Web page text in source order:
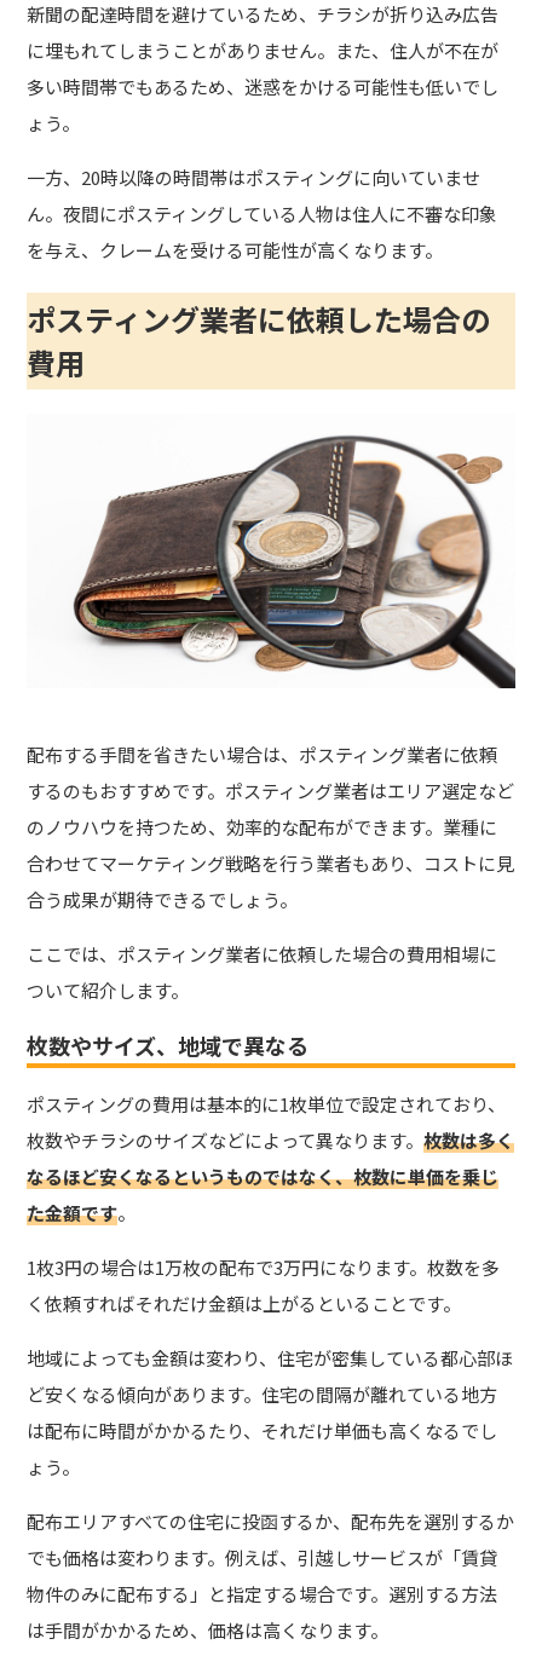
新聞の配達時間を避けているため、チラシが折り込み広告
に埋もれてしまうことがありません。また、住人が不在が
多い時間帯でもあるため、迷惑をかける可能性も低いでし
ょう。
一方、20時以降の時間帯はポスティングに向いていませ
ん。夜間にポスティングしている人物は住人に不審な印象
を与え、クレームを受ける可能性が高くなります。
ポスティング業者に依頼した場合の
費用
配布する手間を省きたい場合は、ポスティング業者に依頼
するのもおすすめです。ポスティング業者はエリア選定など
のノウハウを持つため、効率的な配布ができます。業種に
合わせてマーケティング戦略を行う業者もあり、コストに見
合う成果が期待できるでしょう。
ここでは、ポスティング業者に依頼した場合の費用相場に
ついて紹介します。
枚数やサイズ、地域で異なる
ポスティングの費用は基本的に1枚単位で設定されており、
枚数やチラシのサイズなどによって異なります。枚数は多く
なるほど安くなるというものではなく、枚数に単価を乗じ
た金額です。
1枚3円の場合は1万枚の配布で3万円になります。枚数を多
く依頼すればそれだけ金額は上がるといることです。
地域によっても金額は変わり、住宅が密集している都心部ほ
ど安くなる傾向があります。住宅の間隔が離れている地方
は配布に時間がかかるたり、それだけ単価も高くなるでし
ょう。
配布エリアすべての住宅に投函するか、配布先を選別するか
でも価格は変わります。例えば、引越しサービスが「賃貸
物件のみに配布する」と指定する場合です。選別する方法
は手間がかかるため、価格は高くなります。